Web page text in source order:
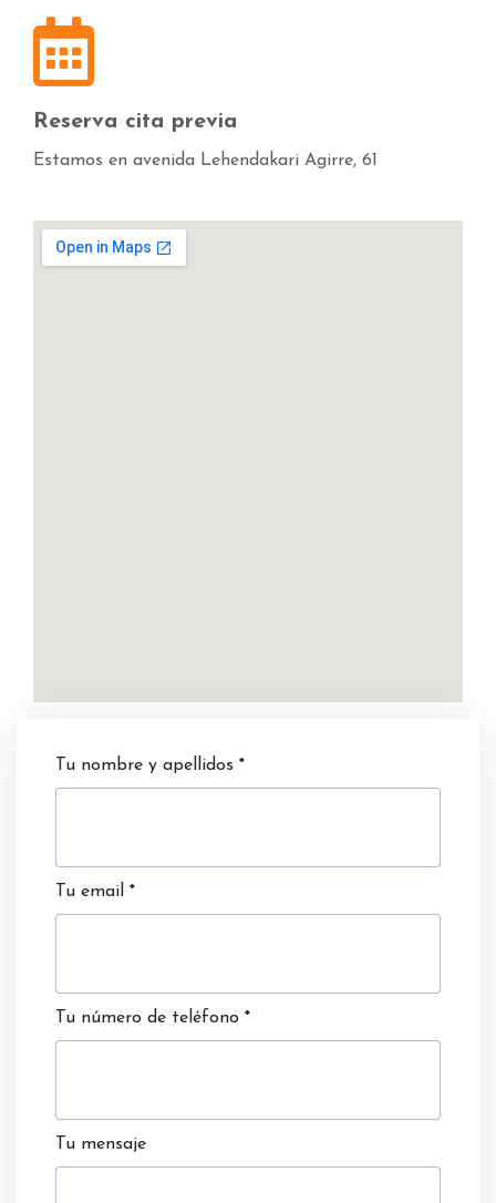
Reserva cita previa
Estamos en avenida Lehendakari Agirre, 61
Tu nombre y apellidos *
Tu email *
Tu número de teléfono *
Tu mensaje